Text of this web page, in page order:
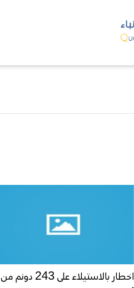
اخطار بالاستيلاء على 243 دونم من